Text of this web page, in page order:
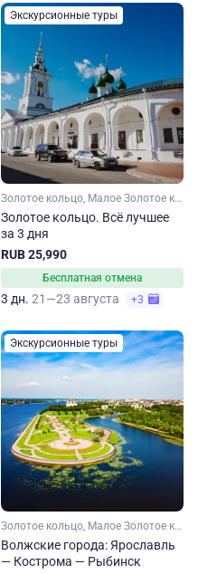
Экскурсионные туры
Золотое кольцо, Малое Золотое кольцо, Ивановская область, Ярославская область, Московская область, Владимирская область, Костромская область
Золотое кольцо. Всё лучшее
за 3 дня
RUB 25,990
Бесплатная отмена
3 дн. 21—23 августа +3
Экскурсионные туры
Золотое кольцо, Малое Золотое кольцо, Ярославская область, Костромская область
Волжские города: Ярославль
— Кострома — Рыбинск